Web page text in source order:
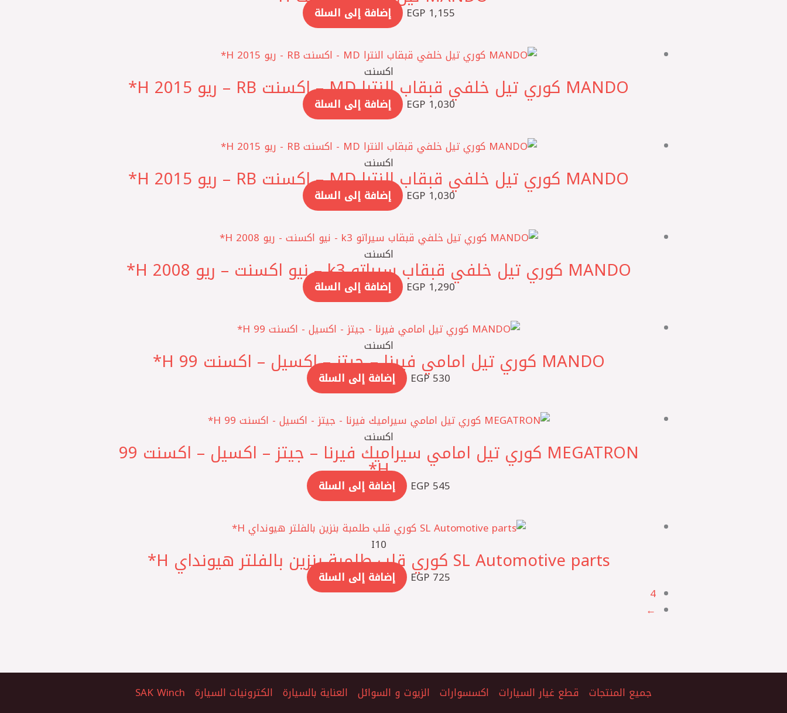
EGP1,155 إضافة إلى السلة
اكسنت
EGP1,030 إضافة إلى السلة
اكسنت
EGP1,030 إضافة إلى السلة
اكسنت
EGP1,290 إضافة إلى السلة
اكسنت
EGP530 إضافة إلى السلة
اكسنت
‏MEGATRON كوري تيل امامي سيراميك فيرنا – جيتز – اكسيل – اكسنت 99
H*
EGP 545 إضافة إلى السلة
I10
SL Automotive parts كوري ‎قلب طلمبة بنزين بالفلتر هيونداي H*
EGP 725 إضافة إلى السلة
4
←
جميع المنتجات قطع غيار السيارات اكسسوارات الزيوت و السوائل العناية بالسيارة الكترونيات السيارة SAK Winch